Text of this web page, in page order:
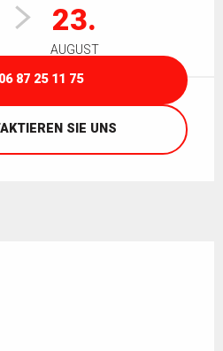
23.
AUGUST
06 87 25 11 75
SIE UNS